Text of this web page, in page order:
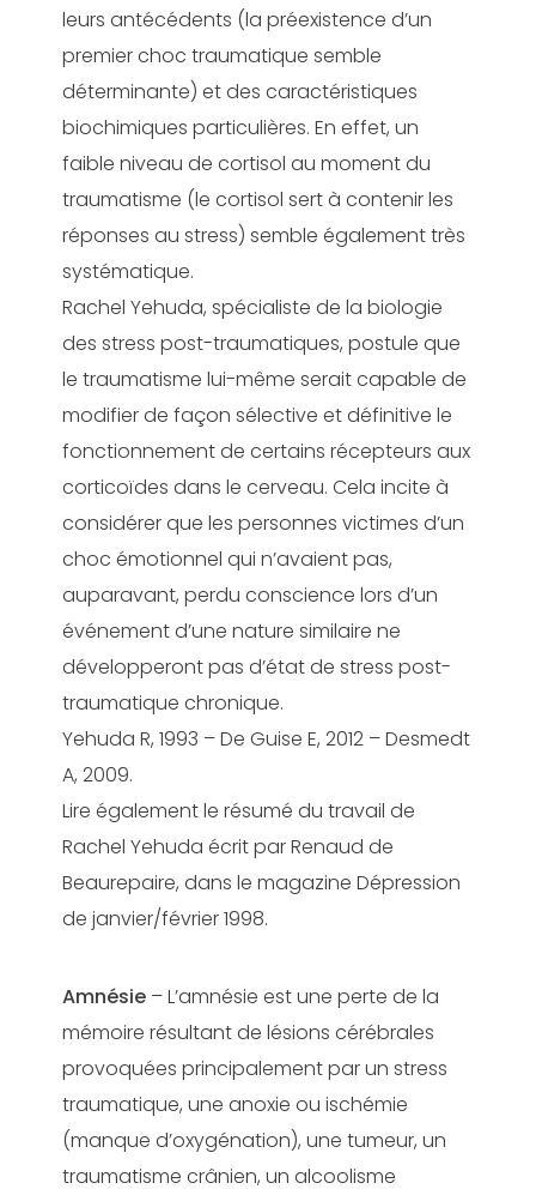
leurs antécédents (la préexistence d’un
premier choc traumatique semble
déterminante) et des caractéristiques
biochimiques particulières. En effet, un
faible niveau de cortisol au moment du
traumatisme (le cortisol sert à contenir les
réponses au stress) semble également très
systématique.
Rachel Yehuda, spécialiste de la biologie
des stress post-traumatiques, postule que
le traumatisme lui-même serait capable de
modifier de façon sélective et définitive le
fonctionnement de certains récepteurs aux
corticoïdes dans le cerveau. Cela incite à
considérer que les personnes victimes d’un
choc émotionnel qui n’avaient pas,
auparavant, perdu conscience lors d’un
événement d’une nature similaire ne
développeront pas d’état de stress post-
traumatique chronique.
Yehuda R, 1993 – De Guise E, 2012 – Desmedt
A, 2009.
Lire également le résumé du travail de
Rachel Yehuda écrit par Renaud de
Beaurepaire, dans le magazine Dépression
de janvier/février 1998.
Amnésie– L’amnésie est une perte de la
mémoire résultant de lésions cérébrales
provoquées principalement par un stress
traumatique, une anoxie ou ischémie
(manque d’oxygénation), une tumeur, un
traumatisme crânien, un alcoolisme